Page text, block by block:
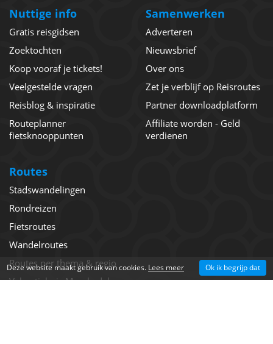
Nuttige info
Gratis reisgidsen
Zoektochten
Koop vooraf je tickets!
Veelgestelde vragen
Reisblog & inspiratie
Routeplanner
fietsknooppunten
Samenwerken
Adverteren
Nieuwsbrief
Over ons
Zet je verblijf op Reisroutes
Partner downloadplatform
Affiliate worden - Geld
verdienen
Routes
Stadswandelingen
Rondreizen
Fietsroutes
Wandelroutes
Routes per thema & regio
Vakantiehuis Maarkedal
Deze website maakt gebruik van cookies. Lees meer Ok ik begrijp dat